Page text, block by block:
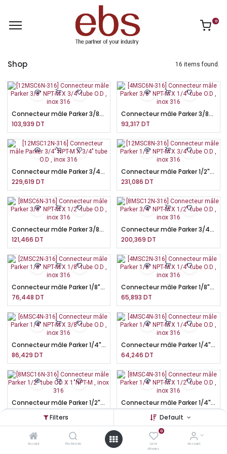
Filters Default
Accueil Recherche
0
Liste
d'envies
Account
0
Shop 16 items found.
Connecteur mâle Parker 3/8" NPT-M X 3/4" tube O.D , inox 316
103,939 DT
Connecteur mâle Parker 3/8" NPT-M X 1/4" tube O.D , inox 316
93,317 DT
Connecteur mâle Parker 3/4" NPT-M X 3/4" tube O.D , inox 316
229,619 DT
Connecteur mâle Parker 1/2" NPT-M X 3/4" tube O.D , inox 316
231,086 DT
Connecteur mâle Parker 3/8" NPT-M X 1/2" tube O.D , inox 316
121,466 DT
Connecteur mâle Parker 3/4" NPT-M X 1/2" tube O.D , inox 316
200,369 DT
Connecteur mâle Parker 1/8" NPT-M X 1/8" tube O.D , inox 316
76,448 DT
Connecteur mâle Parker 1/8" NPT-M X 1/4" tube O.D , inox 316
65,893 DT
Connecteur mâle Parker 1/4" NPT-M X 3/8" tube O.D , inox 316
86,429 DT
Connecteur mâle Parker 1/4" NPT-M X 1/4" tube O.D , inox 316
64,246 DT
Connecteur mâle Parker 1/2" tube OD X 1"NPT-M , inox 316
Connecteur mâle Parker 1/4" NPT-M X 1/2" tube O.D , inox 316
DT